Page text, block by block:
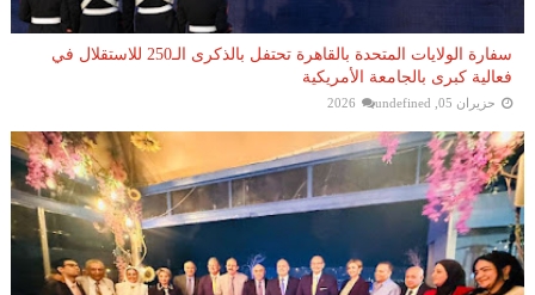
سفارة الولايات المتحدة بالقاهرة تحتفل بالذكرى الـ250 للاستقلال في
فعالية كبرى بالجامعة الأمريكية
حزيران 05, 2026 undefined